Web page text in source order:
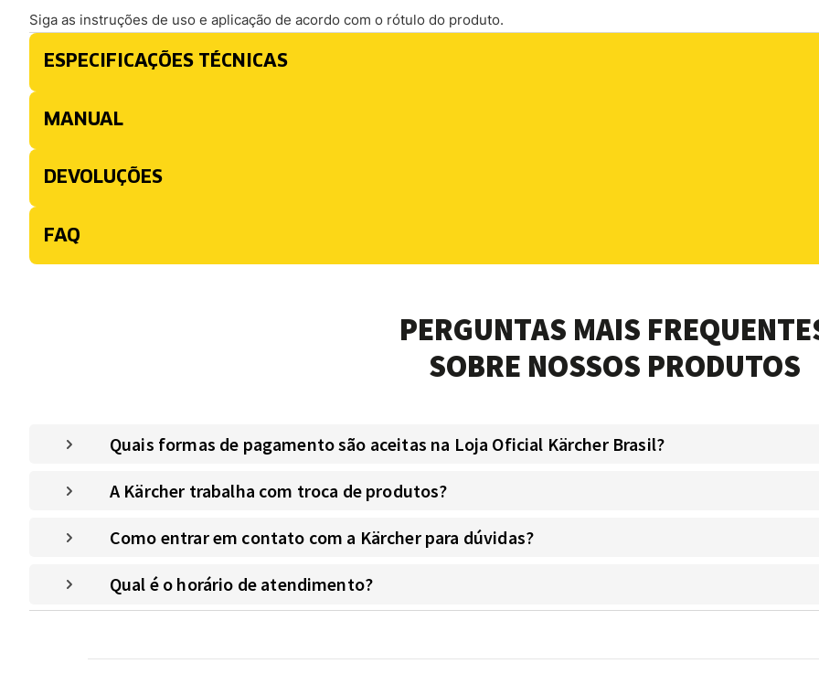
Siga as instruções de uso e aplicação de acordo com o rótulo do produto.
ESPECIFICAÇÕES TÉCNICAS
MANUAL
DEVOLUÇÕES
FAQ
PERGUNTAS MAIS
SOBRE NOSSOS PRODUTOS
Quais formas de pagamento são aceitas na Loja Oficial Kärcher Brasil?
A Kärcher trabalha com troca de produtos?
Como entrar em contato com a Kärcher para dúvidas?
Qual é o horário de atendimento?